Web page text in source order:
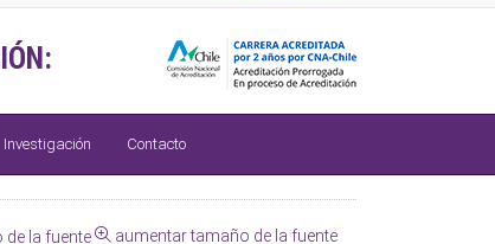
Investigación Contacto
aumentar tamaño de la fuente